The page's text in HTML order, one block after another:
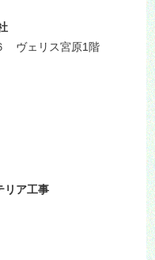
ヴェリス宮原1階
リア工事